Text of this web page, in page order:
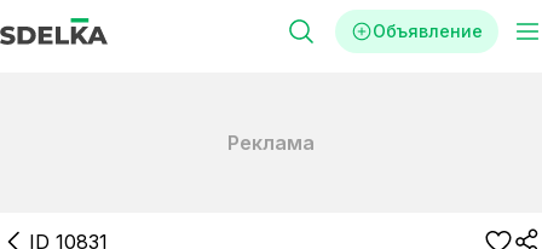
Объявление
Реклама
ID 10831